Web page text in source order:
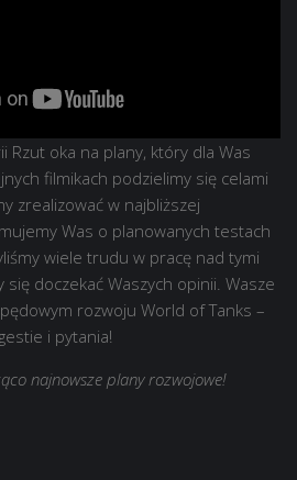
Rzut oka na plany, który dla Was
filmikach podzielimy się celami
zrealizować w najbliższej
Was o planowanych testach
wiele trudu w pracę nad tymi
się doczekać Waszych opinii. Wasze
rozwoju World of Tanks –
i pytania!
najnowsze plany rozwojowe!